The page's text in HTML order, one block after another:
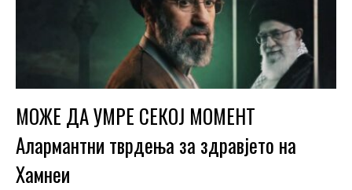
МОЖЕ ДА УМРЕ СЕКОЈ МОМЕНТ
Алармантни тврдења за здравјето на
Хамнеи